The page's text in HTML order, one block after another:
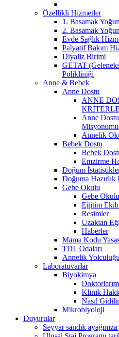
Özellikli Hizmetler
1. Basamak
2. Basamak
Evde Sağlık
Palyatif Bakım
Diyaliz Birimi
GETAT
Polikliniği
Anne & Bebek
Anne Dostu
ANNE
Anne
Annelik
Bebek Dostu
Bebek
Emzirme
Doğum
Doğuma
Gebe Okulu
Gebe
Eğitim
Resimler
Uzaktan
Haberler
Mama Kodu
TDL Odaları
Annelik
Laboratuvarlar
Biyokimya
Klinik
Nasıl
Mikrobiyoloji
Duyurular
Seyyar sandık